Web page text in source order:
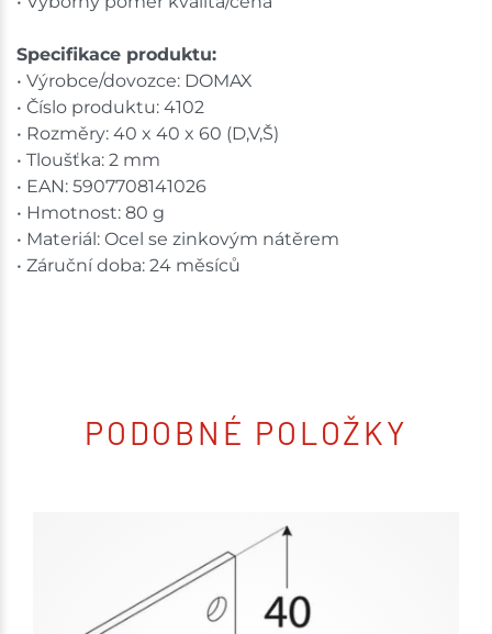
Specifikace produktu:
• Výrobce/dovozce: DOMAX
• Číslo produktu: 4102
• Rozměry: 40 x 40 x 60 (D,V,Š)
• Tloušťka: 2 mm
• EAN: 5907708141026
• Hmotnost: 80 g
• Materiál: Ocel se zinkovým nátěrem
• Záruční doba: 24 měsíců
PODOBNÉ POLOŽKY